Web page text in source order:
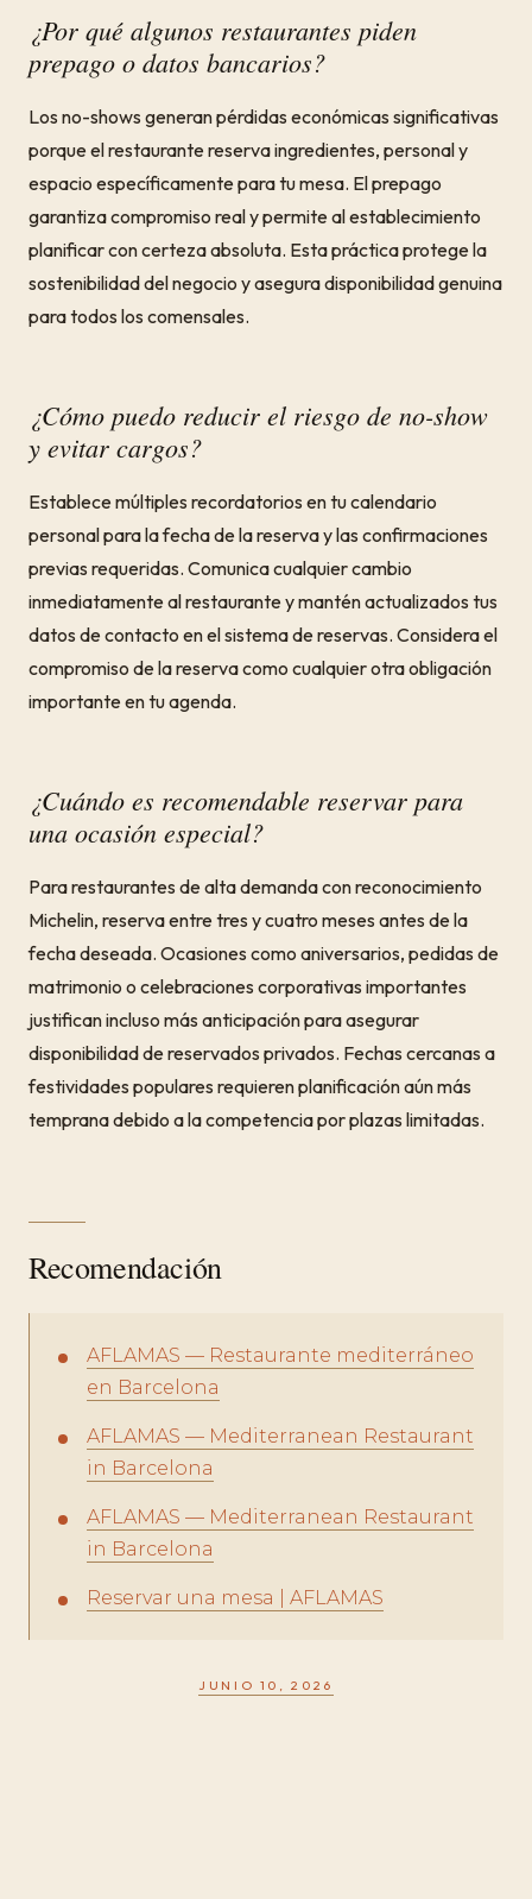
¿Por qué algunos restaurantes piden
prepago o datos bancarios?
Los no-shows generan pérdidas económicas significativas
porque el restaurante reserva ingredientes, personal y
espacio específicamente para tu mesa. El prepago
garantiza compromiso real y permite al establecimiento
planificar con certeza absoluta. Esta práctica protege la
sostenibilidad del negocio y asegura disponibilidad genuina
para todos los comensales.
¿Cómo puedo reducir el riesgo de no-show
y evitar cargos?
Establece múltiples recordatorios en tu calendario
personal para la fecha de la reserva y las confirmaciones
previas requeridas. Comunica cualquier cambio
inmediatamente al restaurante y mantén actualizados tus
datos de contacto en el sistema de reservas. Considera el
compromiso de la reserva como cualquier otra obligación
importante en tu agenda.
¿Cuándo es recomendable reservar para
una ocasión especial?
Para restaurantes de alta demanda con reconocimiento
Michelin, reserva entre tres y cuatro meses antes de la
fecha deseada. Ocasiones como aniversarios, pedidas de
matrimonio o celebraciones corporativas importantes
justifican incluso más anticipación para asegurar
disponibilidad de reservados privados. Fechas cercanas a
festividades populares requieren planificación aún más
temprana debido a la competencia por plazas limitadas.
Recomendación
AFLAMAS — Restaurante mediterráneo
en Barcelona
AFLAMAS — Mediterranean Restaurant
in Barcelona
AFLAMAS — Mediterranean Restaurant
in Barcelona
Reservar una mesa | AFLAMAS
JUNIO 10, 2026